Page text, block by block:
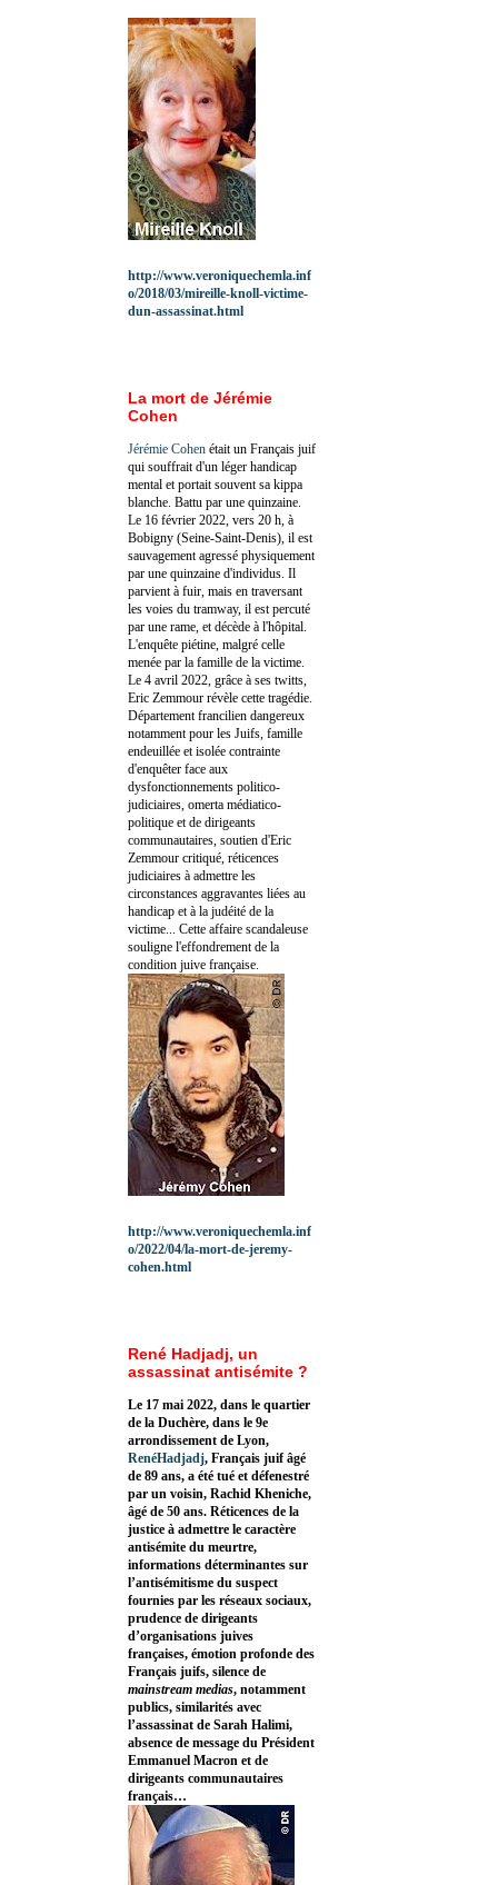
http://www.veroniquechemla.inf
o/2018/03/mireille-knoll-victime-
dun-assassinat.html
La mort de Jérémie
Cohen
Jérémie Cohen était un Français juif
qui souffrait d'un léger handicap
mental et portait souvent sa kippa
blanche. Battu par une quinzaine.
Le 16 février 2022, vers 20 h, à
Bobigny (Seine-Saint-Denis), il est
sauvagement agressé physiquement
par une quinzaine d'individus. Il
parvient à fuir, mais en traversant
les voies du tramway, il est percuté
par une rame, et décède à l'hôpital.
L'enquête piétine, malgré celle
menée par la famille de la victime.
Le 4 avril 2022, grâce à ses twitts,
Eric Zemmour révèle cette tragédie.
Département francilien dangereux
notamment pour les Juifs, famille
endeuillée et isolée contrainte
d'enquêter face aux
dysfonctionnements politico-
judiciaires, omerta médiatico-
politique et de dirigeants
communautaires, soutien d'Eric
Zemmour critiqué, réticences
judiciaires à admettre les
circonstances aggravantes liées au
handicap et à la judéité de la
victime... Cette affaire scandaleuse
souligne l'effondrement de la
condition juive française.
http://www.veroniquechemla.inf
o/2022/04/la-mort-de-jeremy-
cohen.html
René Hadjadj, un
assassinat antisémite ?
Le 17 mai 2022, dans le quartier
de la Duchère, dans le 9e
arrondissement de Lyon,
RenéHadjadj, Français juif âgé
de 89 ans, a été tué et défenestré
par un voisin, Rachid Kheniche,
âgé de 50 ans. Réticences de la
justice à admettre le caractère
antisémite du meurtre,
informations déterminantes sur
l’antisémitisme du suspect
fournies par les réseaux sociaux,
prudence de dirigeants
d’organisations juives
françaises, émotion profonde des
Français juifs, silence de
mainstream medias, notamment
publics, similarités avec
l’assassinat de Sarah Halimi,
absence de message du Président
Emmanuel Macron et de
dirigeants communautaires
français…